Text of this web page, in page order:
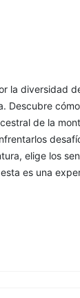
la diversidad
Descubre
de la
elige los
es una